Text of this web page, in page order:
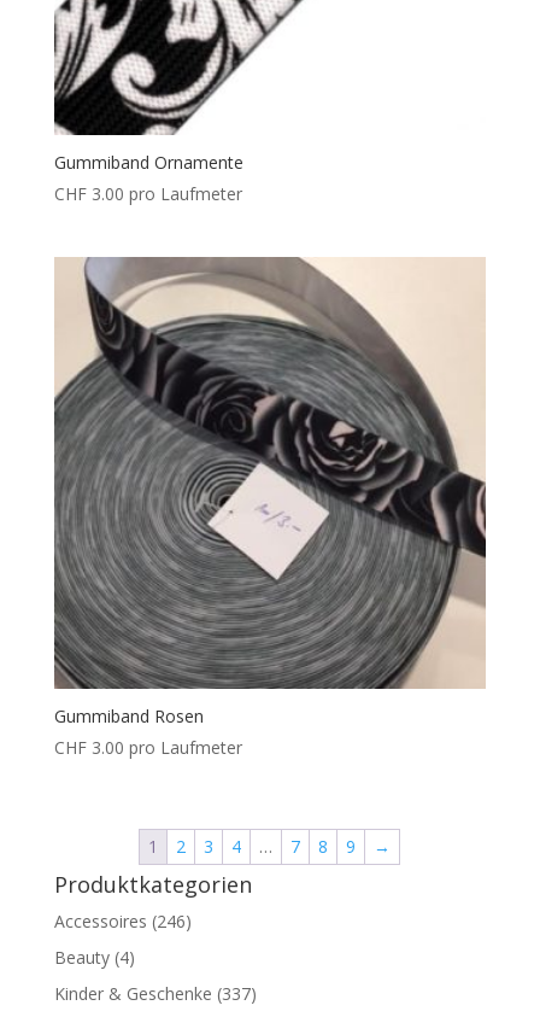
Gummiband Ornamente
CHF3.00 pro Laufmeter
Gummiband Rosen
CHF3.00 pro Laufmeter
1 2 3 4 … 7 8 9 →
Produktkategorien
Accessoires (246)
Beauty (4)
Kinder & Geschenke (337)